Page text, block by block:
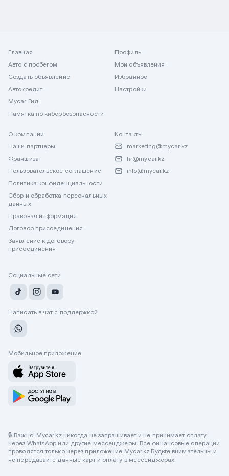
Главная
Авто с пробегом
Создать объявление
Автокредит
Mycar Гид
Памятка по кибербезопасности
Профиль
Мои объявления
Избранное
Настройки
О компании
Наши партнеры
Франшиза
Пользовательское соглашение
Политика конфиденциальности
Сбор и обработка персональных
данных
Правовая информация
Договор присоединения
Заявление к договору
присоединения
Контакты
marketing@mycar.kz
hr@mycar.kz
info@mycar.kz
Социальные сети
Написать в чат с поддержкой
Мобильное приложение
🔒 Важно! Mycar.kz никогда не запрашивает и не принимает оплату
через WhatsApp или другие мессенджеры. Все финансовые операции
проводятся только через приложение Mycar.kz Будьте внимательны и
не передавайте данные карт и оплату в мессенджерах.